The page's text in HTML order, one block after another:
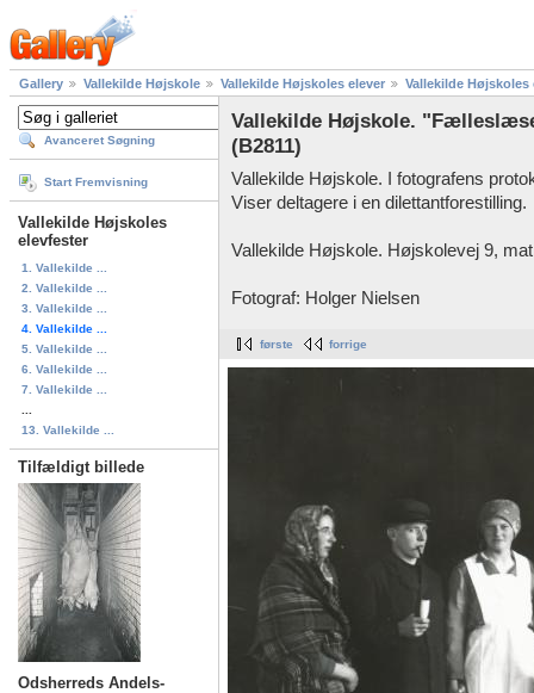
Gallery Vallekilde Højskole Vallekilde Højskoles elever Vallekilde Højskoles
Avanceret Søgning
Start Fremvisning
Vallekilde Højskoles
elevfester
1. Vallekilde ...
2. Vallekilde ...
3. Vallekilde ...
4. Vallekilde ...
5. Vallekilde ...
6. Vallekilde ...
7. Vallekilde ...
13. Vallekilde ...
Tilfældigt billede
Odsherreds Andels-
Vallekilde Højskole.
(B2811)
Vallekilde Højskole. I fotografens
Viser deltagere i en dilettantforestilling.
Vallekilde Højskole. Højskolevej 9,
Fotograf: Holger Nielsen
første forrige